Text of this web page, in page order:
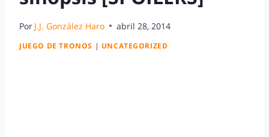
Por J.J. González Haro abril 28, 2014
JUEGO DE TRONOS | UNCATEGORIZED